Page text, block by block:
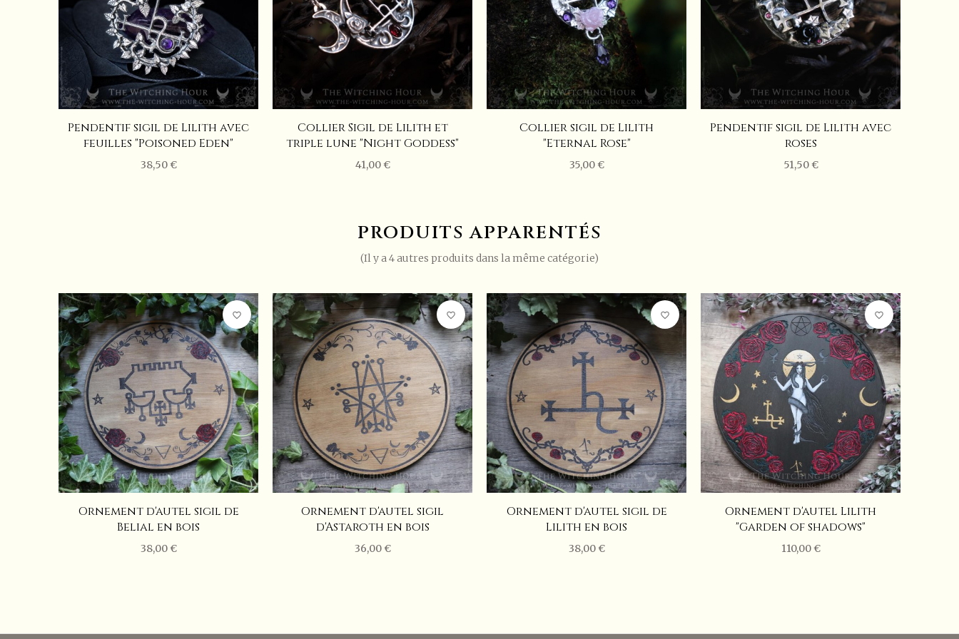
Pendentif sigil de Lilith avec
feuilles "Poisoned Eden"
38,50 €
Collier Sigil de Lilith et
triple lune "Night Goddess"
41,00 €
Collier sigil de Lilith
"Eternal Rose"
35,00 €
Pendentif sigil de Lilith avec
roses
51,50 €
PRODUITS APPARENTÉS
(Il y a 4 autres produits dans la même catégorie)
Ornement d'autel sigil de
Belial en bois
38,00 €
favorite_border
Ornement d'autel sigil
d'Astaroth en bois
36,00 €
favorite_border
Ornement d'autel sigil de
Lilith en bois
38,00 €
favorite_border
Ornement d'autel Lilith
"Garden of shadows"
110,00 €
favorite_border